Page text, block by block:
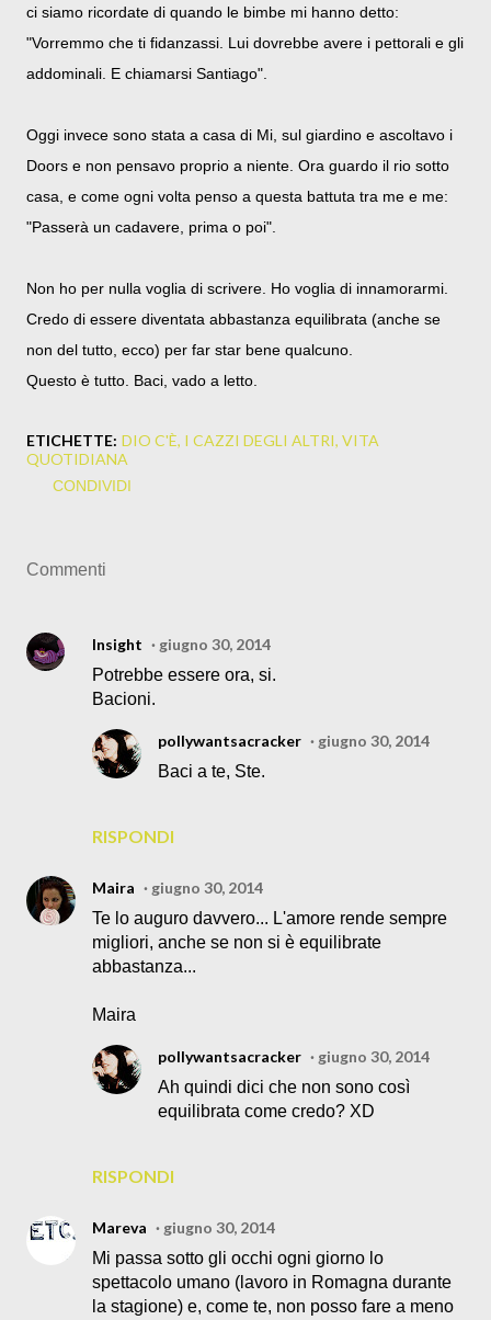
ci siamo ricordate di quando le bimbe mi hanno detto:
"Vorremmo che ti fidanzassi. Lui dovrebbe avere i pettorali e gli
addominali. E chiamarsi Santiago".
Oggi invece sono stata a casa di Mi, sul giardino e ascoltavo i
Doors e non pensavo proprio a niente. Ora guardo il rio sotto
casa, e come ogni volta penso a questa battuta tra me e me:
"Passerà un cadavere, prima o poi".
Non ho per nulla voglia di scrivere. Ho voglia di innamorarmi.
Credo di essere diventata abbastanza equilibrata (anche se
non del tutto, ecco) per far star bene qualcuno.
Questo è tutto. Baci, vado a letto.
ETICHETTE: DIO C'È I CAZZI DEGLI ALTRI VITA
QUOTIDIANA
CONDIVIDI
Commenti
Insight
giugno 30, 2014
Potrebbe essere ora, si.
Bacioni.
RISPONDI
pollywantsacracker
giugno 30, 2014
Baci a te, Ste.
Maira
giugno 30, 2014
Te lo auguro davvero... L'amore rende sempre
migliori, anche se non si è equilibrate
abbastanza...
Maira
RISPONDI
pollywantsacracker
giugno 30, 2014
Ah quindi dici che non sono così
equilibrata come credo? XD
Mareva
giugno 30, 2014
Mi passa sotto gli occhi ogni giorno lo
spettacolo umano (lavoro in Romagna durante
la stagione) e, come te, non posso fare a meno